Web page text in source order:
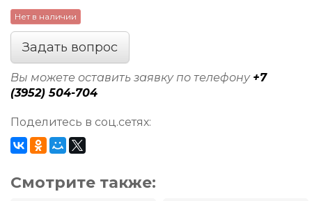
Нет в наличии
Задать вопрос
Вы можете оставить заявку по телефону +7
(3952) 504-704
Поделитесь в соц.сетях:
Смотрите также: